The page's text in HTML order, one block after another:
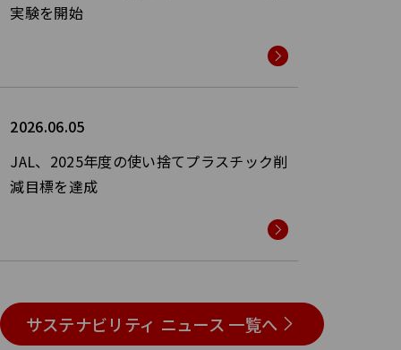
実験を開始
2026.06.05
JAL、2025年度の使い捨てプラスチック削
減目標を達成
サステナビリティ ニュース 一覧へ